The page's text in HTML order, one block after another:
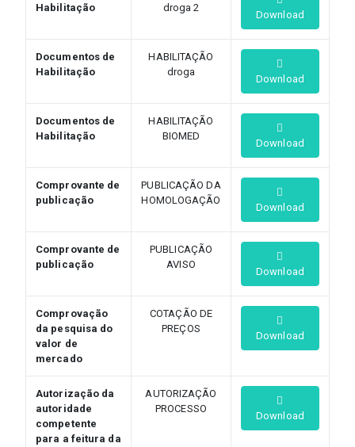
Habilitação
droga 2
Download
Documentos de
Habilitação
HABILITAÇÃO
droga
Download
Documentos de
Habilitação
HABILITAÇÃO
BIOMED
Download
Comprovante de
publicação
PUBLICAÇÃO DA
HOMOLOGAÇÃO
Download
Comprovante de
publicação
PUBLICAÇÃO
AVISO
Download
Comprovação
da pesquisa do
valor de
mercado
COTAÇÃO DE
PREÇOS
Download
Autorização da
autoridade
competente
para a feitura da
AUTORIZAÇÃO
PROCESSO
Download